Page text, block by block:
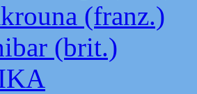
(franz.)
(brit.)